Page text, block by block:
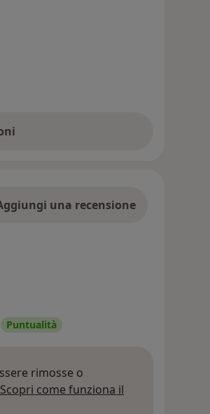
una recensione
Puntualità
rimosse o
Scopri come funziona il